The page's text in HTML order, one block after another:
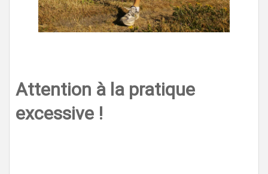
Attention à la pratique
excessive !